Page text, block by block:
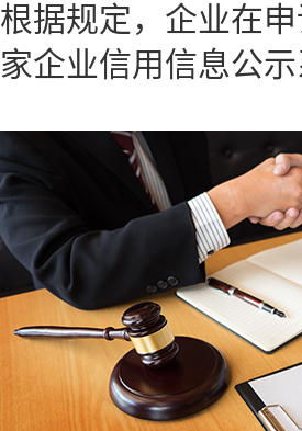
根据规定，企业在
家企业信用信息公